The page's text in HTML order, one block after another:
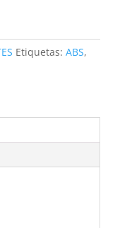
Etiquetas: ABS,